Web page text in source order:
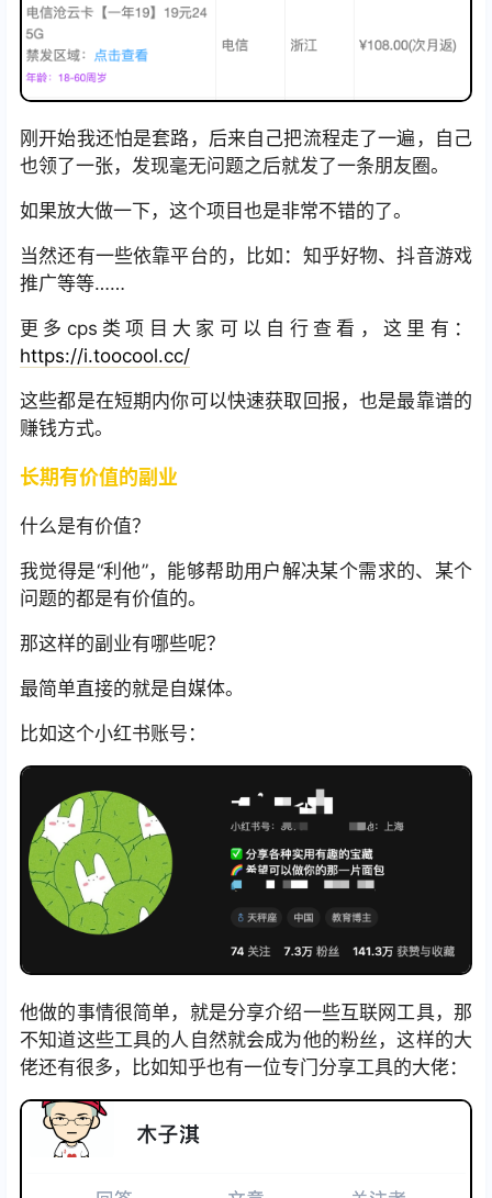
刚开始我还怕是套路，后来自己把流程走了一遍，自己
也领了一张，发现毫无问题之后就发了一条朋友圈。
如果放大做一下，这个项目也是非常不错的了。
当然还有一些依靠平台的，比如：知乎好物、抖音游戏
推广等等……
更多cps类项目大家可以自行查看，这里有：
https://i.toocool.cc/
这些都是在短期内你可以快速获取回报，也是最靠谱的
赚钱方式。
长期有价值的副业
什么是有价值？
我觉得是“利他”，能够帮助用户解决某个需求的、某个
问题的都是有价值的。
那这样的副业有哪些呢？
最简单直接的就是自媒体。
比如这个小红书账号：
他做的事情很简单，就是分享介绍一些互联网工具，那
不知道这些工具的人自然就会成为他的粉丝，这样的大
佬还有很多，比如知乎也有一位专门分享工具的大佬：